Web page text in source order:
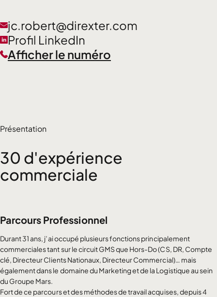
jc.robert@direxter.com
Profil LinkedIn
Afficher le numéro
Présentation
30 d'expérience
commerciale
Parcours Professionnel
Durant 31 ans, j’ai occupé plusieurs fonctions principalement
commerciales tant sur le circuit GMS que Hors-Do (CS, DR, Compte
clé, Directeur Clients Nationaux, Directeur Commercial)… mais
également dans le domaine du Marketing et de la Logistique au sein
du Groupe Mars.
Fort de ce parcours et des méthodes de travail acquises, depuis 4